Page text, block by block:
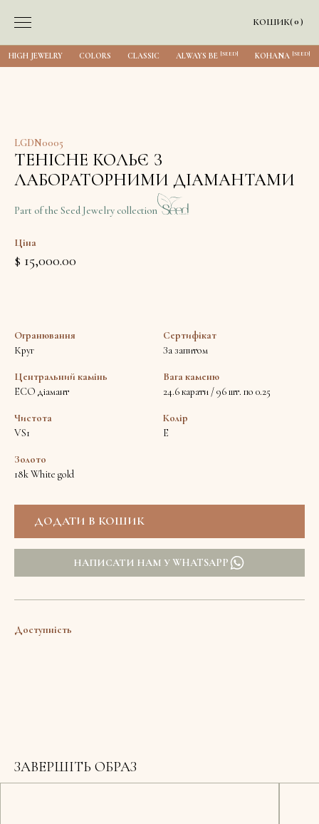
КОШИК(0)
HIGH JEWELRY COLORS CLASSIC ALWAYS BE [SEED] KOHANA [SEED]
LGDN0005
ТЕНІСНЕ КОЛЬЄ З
ЛАБОРАТОРНИМИ ДІАМАНТАМИ
Part of the Seed Jewelry collection
Ціна
$ 15,000.00
Огранювання
Круг
Сертифікат
За запитом
Центральний камінь
ECO діамант
Вага каменю
24.6 карати / 96 шт. по 0.25
Чистота
VS1
Колір
E
Золото
18k White gold
НАПИСАТИ НАМ У WHATSAPP
Доступність
ЗАВЕРШІТЬ ОБРАЗ